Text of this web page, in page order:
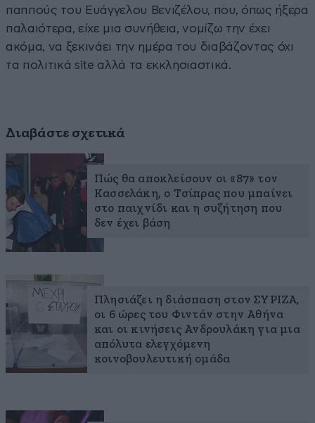
παππούς του Ευάγγελου Βενιζέλου, που, όπως ήξερα
παλαιότερα, είχε μια συνήθεια, νομίζω την έχει
ακόμα, να ξεκινάει την ημέρα του διαβάζοντας όχι
τα πολιτικά site αλλά τα εκκλησιαστικά.
Διαβάστε σχετικά
Πώς θα αποκλείσουν οι «87» τον
Κασσελάκη, ο Τσίπρας που μπαίνει
στο παιχνίδι και η συζήτηση που
δεν έχει βάση
Πλησιάζει η διάσπαση στον ΣΥΡΙΖΑ,
οι 6 ώρες του Φιντάν στην Αθήνα
και οι κινήσεις Ανδρουλάκη για μια
απόλυτα ελεγχόμενη
κοινοβουλευτική ομάδα